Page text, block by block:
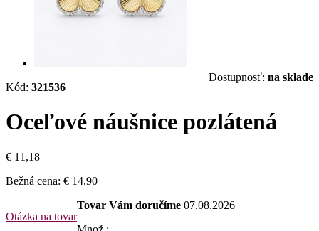
Kód: 321536
Dostupnosť: na sklade
Oceľové náušnice pozlátená
€ 11,18
Bežná cena: € 14,90
Otázka na tovar
Tovar Vám doručíme 07.08.2026